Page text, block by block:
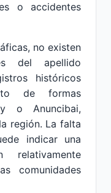
o accidentes
no existen
del apellido
históricos
de formas
o Anuncibai,
región. La falta
indicar una
relativamente
comunidades